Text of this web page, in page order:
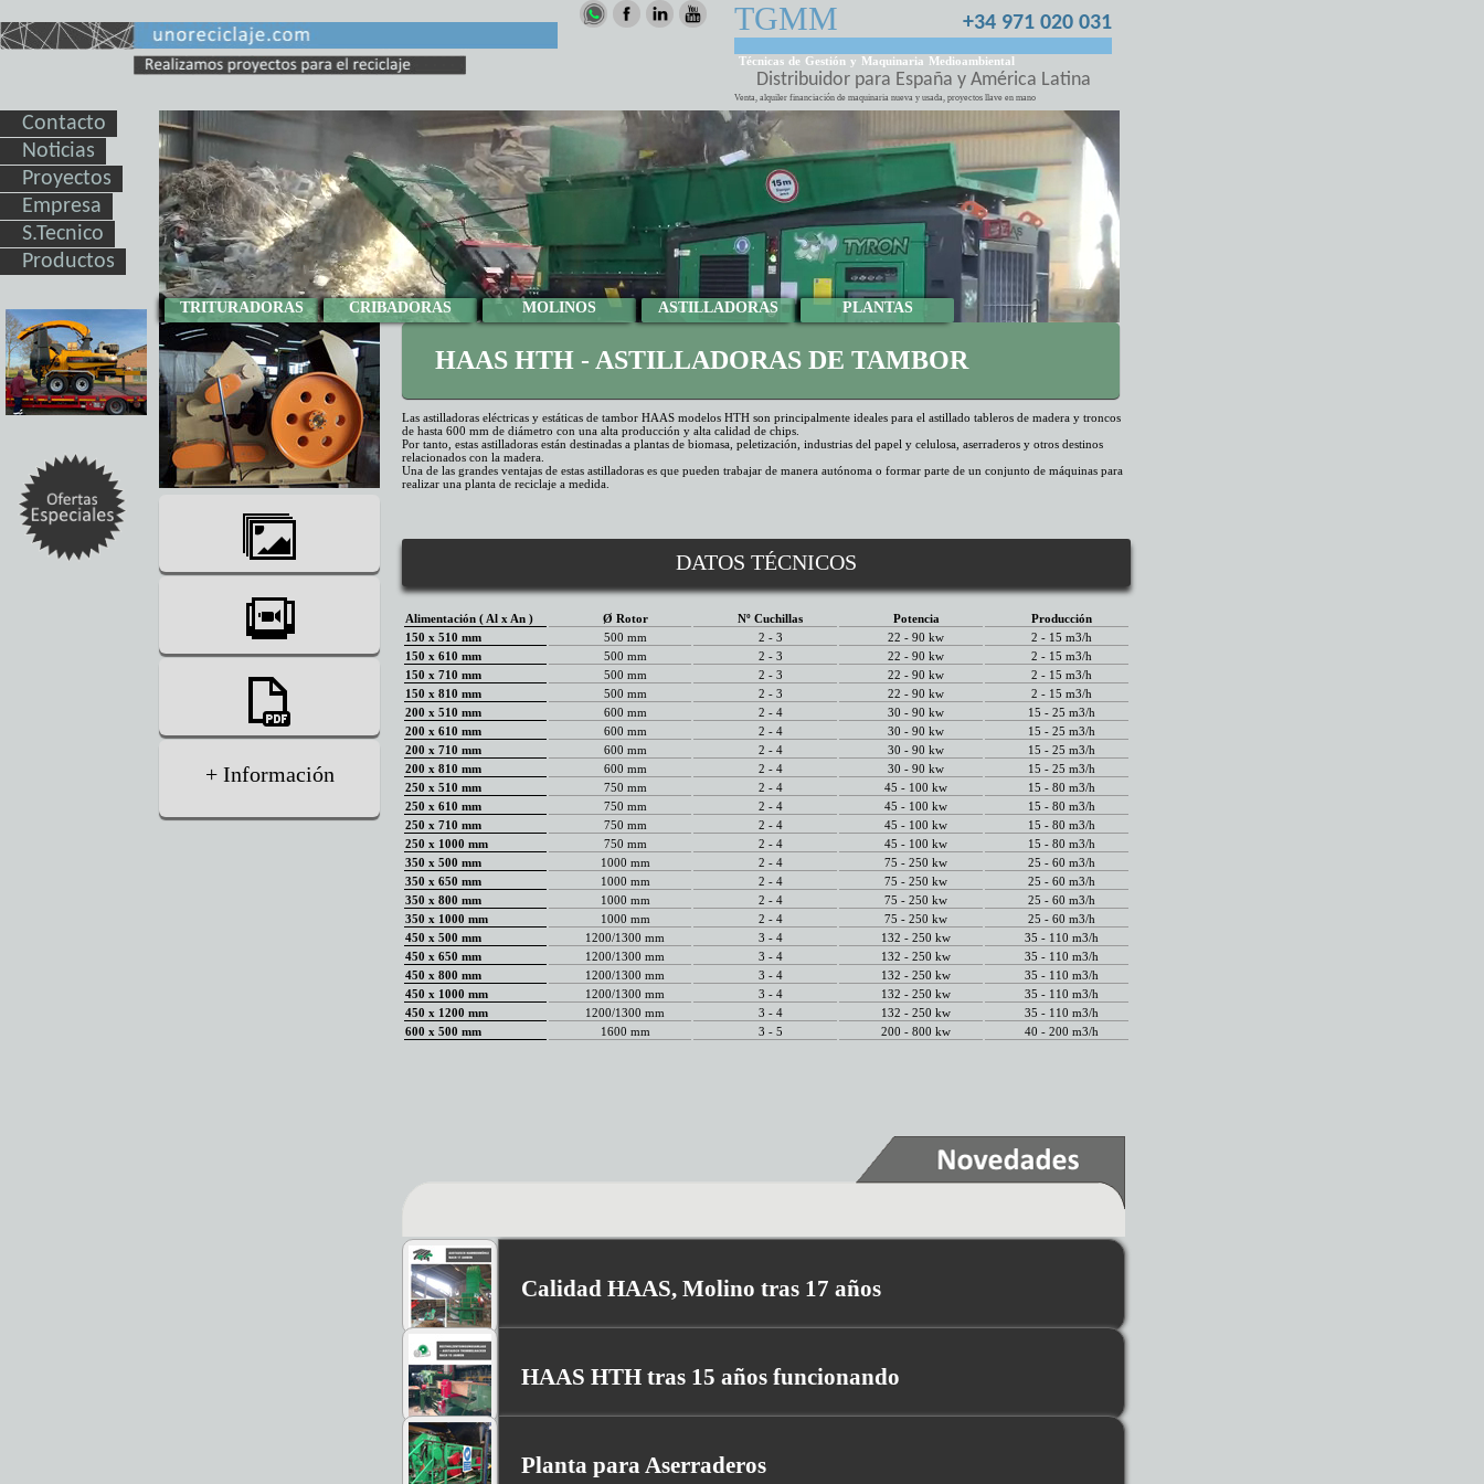
TGMM +34 971 020 031
Técnicas de Gestión y Maquinaria Medioambiental
Distribuidor para España y América Latina
Venta, alquiler financiación de maquinaria nueva y usada, proyectos llave en mano
Contacto
Noticias
Proyectos
Empresa
S.Tecnico
Productos
TRITURADORAS CRIBADORAS MOLINOS ASTILLADORAS PLANTAS
+ Información
HAAS HTH - ASTILLADORAS DE TAMBOR
Las astilladoras eléctricas y estáticas de tambor HAAS modelos HTH son principalmente ideales para el astillado tableros de madera y troncos
de hasta 600 mm de diámetro con una alta producción y alta calidad de chips.
Por tanto, estas astilladoras están destinadas a plantas de biomasa, peletización, industrias del papel y celulosa, aserraderos y otros destinos
relacionados con la madera.
Una de las grandes ventajas de estas astilladoras es que pueden trabajar de manera autónoma o formar parte de un conjunto de máquinas para
realizar una planta de reciclaje a medida.
DATOS TÉCNICOS
Alimentación ( Al x An ) Ø Rotor Nº Cuchillas Potencia
Producción
150 x 510 mm
500 mm 2 - 3 22 - 90 kw
2 - 15 m3/h
150 x 610 mm
500 mm 2 - 3 22 - 90 kw
2 - 15 m3/h
150 x 710 mm
500 mm 2 - 3 22 - 90 kw
2 - 15 m3/h
150 x 810 mm
500 mm 2 - 3 22 - 90 kw
2 - 15 m3/h
200 x 510 mm
600 mm 2 - 4 30 - 90 kw
15 - 25 m3/h
200 x 610 mm
600 mm 2 - 4 30 - 90 kw
15 - 25 m3/h
200 x 710 mm
600 mm 2 - 4 30 - 90 kw
15 - 25 m3/h
200 x 810 mm
600 mm 2 - 4 30 - 90 kw
15 - 25 m3/h
250 x 510 mm
750 mm 2 - 4 45 - 100 kw
15 - 80 m3/h
250 x 610 mm
750 mm 2 - 4 45 - 100 kw
15 - 80 m3/h
250 x 710 mm
750 mm 2 - 4 45 - 100 kw
15 - 80 m3/h
250 x 1000 mm
750 mm 2 - 4 45 - 100 kw
15 - 80 m3/h
350 x 500 mm
1000 mm 2 - 4 75 - 250 kw
25 - 60 m3/h
350 x 650 mm
1000 mm 2 - 4 75 - 250 kw
25 - 60 m3/h
350 x 800 mm
1000 mm 2 - 4 75 - 250 kw
25 - 60 m3/h
350 x 1000 mm
1000 mm 2 - 4 75 - 250 kw
25 - 60 m3/h
450 x 500 mm
1200/1300 mm 3 - 4 132 - 250 kw
35 - 110 m3/h
450 x 650 mm
1200/1300 mm 3 - 4 132 - 250 kw
35 - 110 m3/h
450 x 800 mm
1200/1300 mm 3 - 4 132 - 250 kw
35 - 110 m3/h
450 x 1000 mm
1200/1300 mm 3 - 4 132 - 250 kw
35 - 110 m3/h
450 x 1200 mm
1200/1300 mm 3 - 4 132 - 250 kw
35 - 110 m3/h
600 x 500 mm
1600 mm 3 - 5 200 - 800 kw 40 - 200 m3/h
Calidad HAAS, Molino tras 17 años
HAAS HTH tras 15 años funcionando
Planta para Aserraderos